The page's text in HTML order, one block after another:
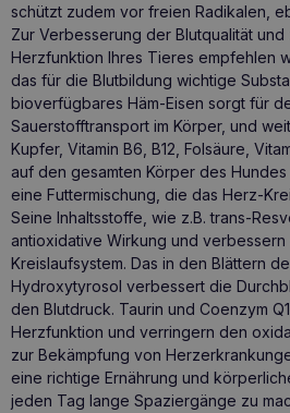
schützt zudem vor freien Radikalen,
Zur Verbesserung der Blutqualität
Herzfunktion Ihres Tieres empfehlen
das für die Blutbildung wichtige
bioverfügbares Häm-Eisen sorgt für
Sauerstofftransport im Körper, und
Kupfer, Vitamin B6, B12, Folsäure,
auf den gesamten Körper des
eine Futtermischung, die das Herz-
Seine Inhaltsstoffe, wie z.B. trans-
antioxidative Wirkung und verbessern
Kreislaufsystem. Das in den Blättern
Hydroxytyrosol verbessert die
den Blutdruck. Taurin und Coenzym
Herzfunktion und verringern den
zur Bekämpfung von
eine richtige Ernährung und
jeden Tag lange Spaziergänge zu